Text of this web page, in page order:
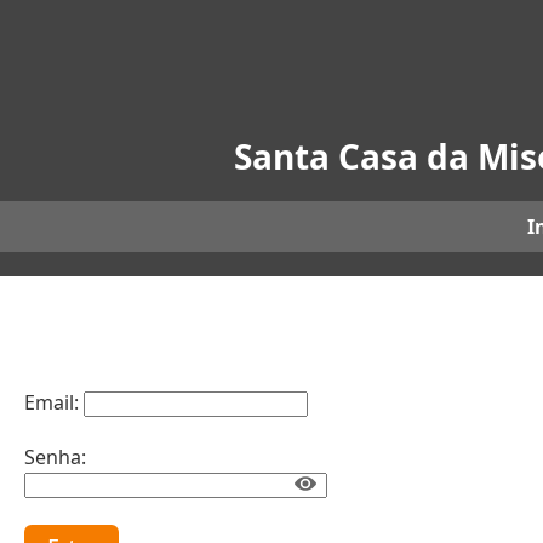
Santa Casa da
Email:
Senha: